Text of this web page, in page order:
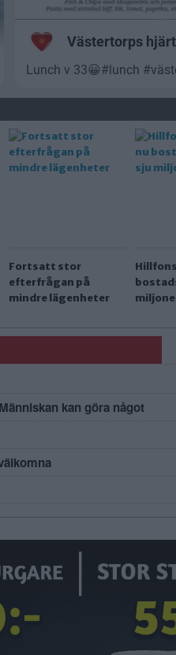
Fortsatt stor
efterfrågan på
mindre lägenheter
kan göra något